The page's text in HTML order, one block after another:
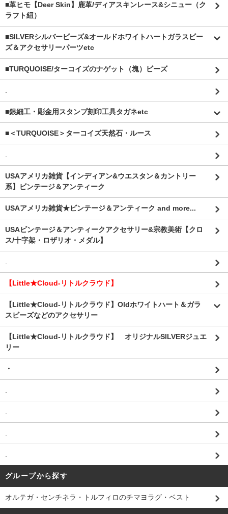
■革ヒモ【Deer Skin】鹿革/ディアスキンレース&シニュー（ク
ラフト紐）
■SILVERシルバービーズ&オールドホワイトハートガラスビー
ズ＆アクセサリーパーツetc
■TURQUOISE/ターコイズのナゲット（塊）ビーズ
.
■銀細工・彫金用スタンプ刻印工具タガネetc
■＜TURQUOISE＞ターコイズ天然石・ルース
.
USAアメリカ雑貨【インディアン&ウエスタン＆カントリー
系】ビンテージ＆アンティーク
USAアメリカ雑貨★ビンテージ＆アンティーク and more...
USAビンテージ＆アンティークアクセサリー&宗教美術【クロ
ス/十字架・ロザリオ・メダル】
.
【Little★Cloud-リトルクラウド】
【Little★Cloud-リトルクラウド】Oldホワイトハート＆ガラ
スビーズなどのアクセサリー
【Little★Cloud-リトルクラウド】 オリジナルSILVERジュエ
リー
・
.
.
.
.
グループから探す
オルテガ・センチネラ・トルフィロのチマヨラグ・ベスト